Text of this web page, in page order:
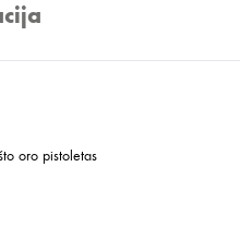
oro pistoletas